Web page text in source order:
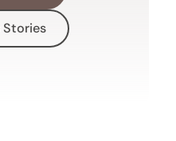
Stories